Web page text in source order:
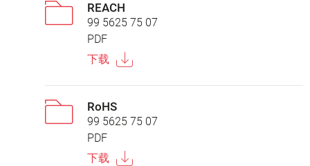
REACH
99 5625 75 07
PDF
下载
RoHS
99 5625 75 07
PDF
下载